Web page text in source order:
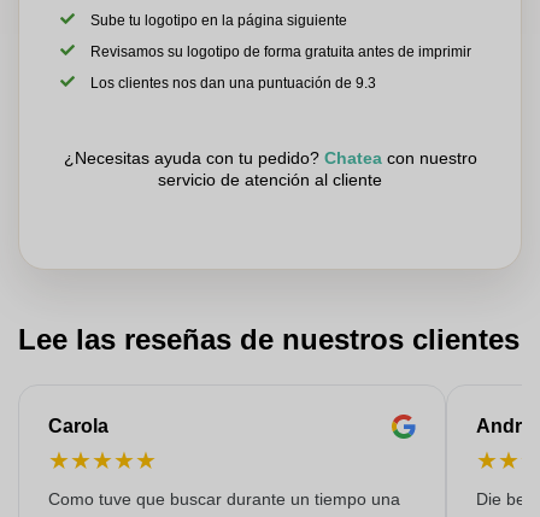
Sube tu logotipo en la página siguiente
Revisamos su logotipo de forma gratuita antes de imprimir
Los clientes nos dan una puntuación de 9.3
¿Necesitas ayuda con tu pedido? Chateacon nuestro
servicio de atención al cliente
Lee las reseñas de nuestros clientes
Carola
★★★★★
Como tuve que buscar durante un tiempo una
★★
Die